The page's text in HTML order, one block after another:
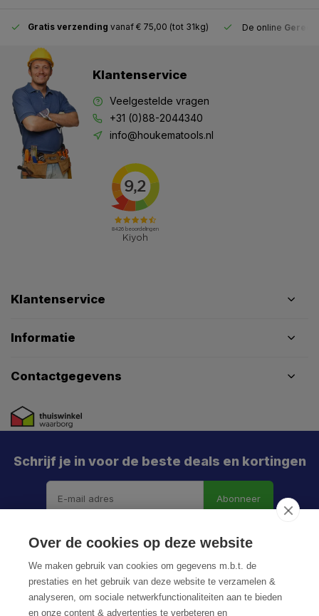
Gratis verzending vanaf € 75,00 (tot 31kg) De online
Klantenservice
Veelgestelde vragen
+31 (0)88-2044340
info@houkematools.nl
Klantenservice
Informatie
Contactgegevens
Schrijf je in voor de beste deals en kortingen
Abonneer
Over de cookies op deze website
We maken gebruik van cookies om gegevens m.b.t. de
prestaties en het gebruik van deze website te verzamelen &
analyseren, om sociale netwerkfunctionaliteiten aan te bieden
en onze content & advertenties te verbeteren en